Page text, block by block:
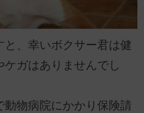
、幸いボクサー君は健
ガはありませんでし
物病院にかかり保険請